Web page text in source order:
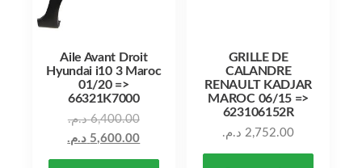
Aile Avant Droit
Hyundai i10 3 Maroc
01/20 =>
66321K7000
6,400.00 د.م.
5,600.00 د.م.
GRILLE DE
CALANDRE
RENAULT KADJAR
MAROC 06/15 =>
623106152R
2,752.00 د.م.